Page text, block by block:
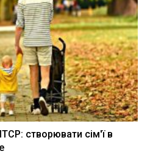
створювати сім'ї в